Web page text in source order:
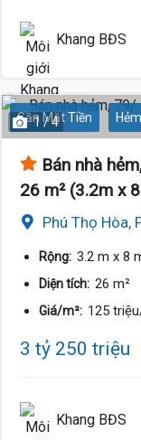
Khang BĐS
Gần Mặt Tiền
1 / 4
Bán nhà
26 m² (3.2m x
Phú Thọ Hòa,
Rộng: 3.2 m x 8
Diện tích: 26 m²
Giá/m²: 125
3 tỷ 250 triệu
Khang BĐS